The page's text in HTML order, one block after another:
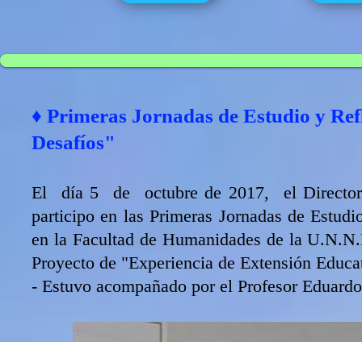
♦ Primeras Jornadas de Estudio y
Desafíos"
El día 5 de octubre de 2017, el Director
participo en las Primeras Jornadas de
en la Facultad de Humanidades de la
Proyecto de "Experiencia de Extensión
- Estuvo acompañado por el Profesor